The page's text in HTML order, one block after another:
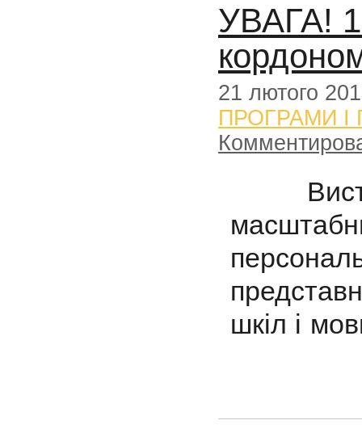
УВАГА!
21 лютого
ПРОГРАМИ І
шкіл і